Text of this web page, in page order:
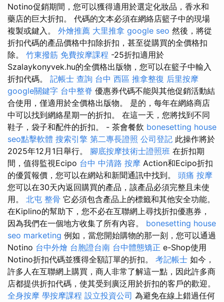
Notino促銷期間，您可以獲得適用於選定化妝品，香水和
藥店的巨大折扣。 代碼的文本必須在網絡店籃子中的現場
複製或鍵入。 外燴推薦 大里推拿 google seo 然後，將從
折扣代碼的產品價格中扣除折扣，甚至從購買的全價格扣
除。 竹東撥筋 免費按摩課程 -25折扣適用於
Szalaykonyvek.hu的全價格出版物，您可以在籃子中輸入
折扣代碼。 記帳士 查詢 台中 西區 推拿整復 后里按摩
google關鍵字 台中整脊 優惠券代碼不能與其他促銷活動結
合使用，僅適用於全價格出版物。 是的，每年在網絡商店
中可以找到網絡星期一的折扣。 在這一天，您將找到不同
鞋子，袋子和配件的折扣。 - 茶會餐飲 bonesetting house
seo點擊軟體 搜索引擎 第二專長證照 公司登記 此操作將於
2025年12月1日舉行。 腳底按摩技術士證照班 在折扣期
間，值得監視Ecipo 台中 中清路 按摩 Action和Ecipo折扣
的優質報價，您可以在網站和新聞通訊中找到。 頭痛 按摩
您可以在30天內返回購買的產品，該產品必須完整且未使
用。 北屯 整骨 它必須包含產品上的標籤和其他安全功能。
在Kiplino的幫助下，您不必在互聯網上尋找折扣優惠券，
因為我們在一個地方收集了所有內容。 bonesetting house
seo marketing 例如，當您開始購物的那一刻，您可以通過
Notino 台中外燴 台胞證台南 台中體態矯正 e-Shop使用
Notino折扣代碼並獲得全額訂單的折扣。 考記帳士 如今，
許多人在互聯網上購買，商人非常了解這一點，因此許多商
店都提供折扣代碼，使其受到廣泛用於折扣的客戶的歡迎。
全身按摩 學按摩課程 設立投資公司 為避免在線上錯過任何